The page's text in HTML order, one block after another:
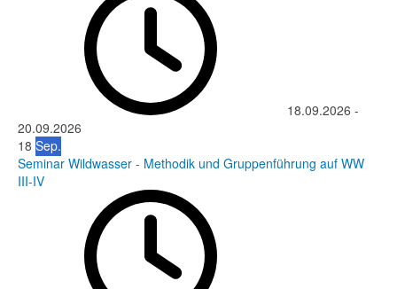
18.09.2026 -
20.09.2026
18 Sep.
Seminar Wildwasser - Methodik und Gruppenführung auf WW
III-IV